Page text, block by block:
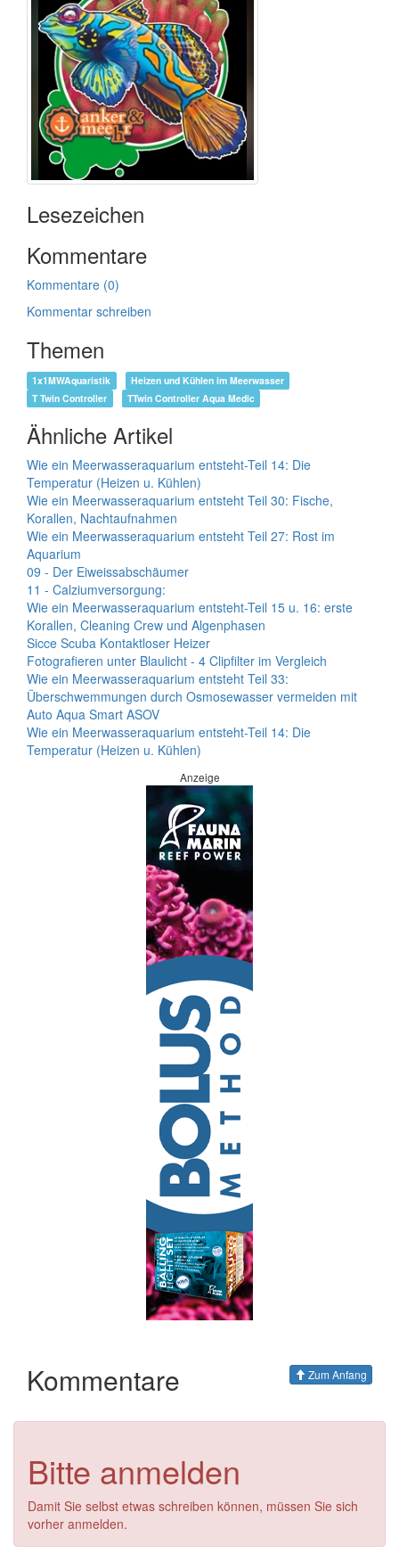
Lesezeichen
Kommentare
Kommentare (0)
Kommentar schreiben
Themen
1x1MWAquaristik
Heizen und Kühlen im Meerwasser
T Twin Controller
TTwin Controller Aqua Medic
Ähnliche Artikel
Wie ein Meerwasseraquarium entsteht-Teil 14: Die
Temperatur (Heizen u. Kühlen)
Wie ein Meerwasseraquarium entsteht Teil 30: Fische,
Korallen, Nachtaufnahmen
Wie ein Meerwasseraquarium entsteht Teil 27: Rost im
Aquarium
09 - Der Eiweissabschäumer
11 - Calziumversorgung:
Wie ein Meerwasseraquarium entsteht-Teil 15 u. 16: erste
Korallen, Cleaning Crew und Algenphasen
Sicce Scuba Kontaktloser Heizer
Fotografieren unter Blaulicht - 4 Clipfilter im Vergleich
Wie ein Meerwasseraquarium entsteht Teil 33:
Überschwemmungen durch Osmosewasser vermeiden mit
Auto Aqua Smart ASOV
Wie ein Meerwasseraquarium entsteht-Teil 14: Die
Temperatur (Heizen u. Kühlen)
Anzeige
Kommentare Zum Anfang
Bitte anmelden
Damit Sie selbst etwas schreiben können, müssen Sie sich
vorher anmelden.